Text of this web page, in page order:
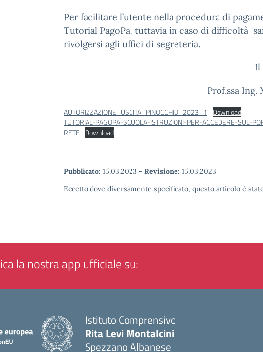
Per facilitare l’utente nella procedura di
Tutorial PagoPa, tuttavia in caso di difficoltà
rivolgersi agli uffici di segreteria.
Il
Prof.ssa Ing.
AUTORIZZAZIONE_USCITA_PINOCCHIO_2023_1
Download
TUTORIAL-PAGOPA-SCUOLA-ISTRUZIONI-PER-ACCEDERE-SUL-
RETE Download
Pubblicato: 15.03.2023 - Revisione: 15.03.2023
Eccetto dove diversamente specificato, questo articolo è
la nostra app ufficiale su:
Istituto Comprensivo
Rita Levi Montalcini
Spezzano Albanese